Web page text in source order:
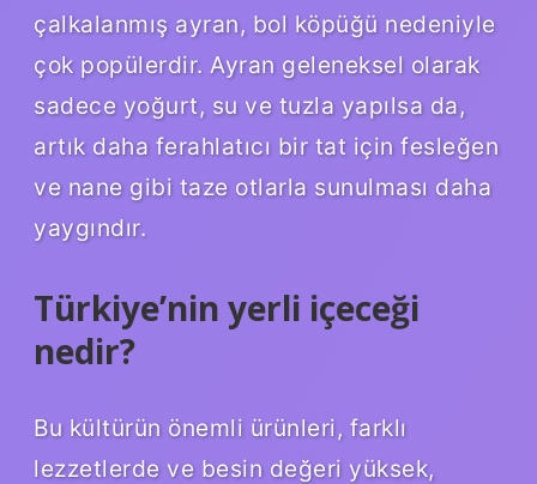
çalkalanmış ayran, bol köpüğü nedeniyle
çok popülerdir. Ayran geleneksel olarak
sadece yoğurt, su ve tuzla yapılsa da,
artık daha ferahlatıcı bir tat için fesleğen
ve nane gibi taze otlarla sunulması daha
yaygındır.
Türkiye’nin yerli içeceği
nedir?
Bu kültürün önemli ürünleri, farklı
lezzetlerde ve besin değeri yüksek,